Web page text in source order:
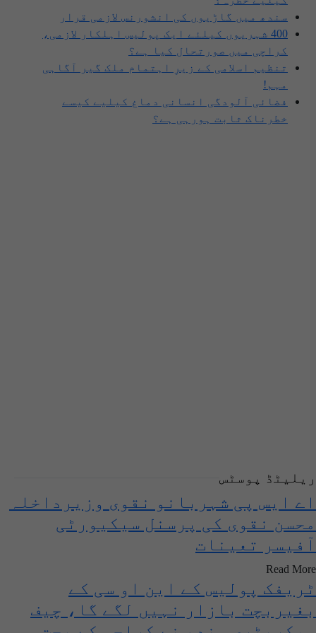
سندھ میں گاڑیوں کی انشورنس لازمی قرار
400 شہریوں کیلئے ایک پولیس اہلکار لازمی،
کراچی میں صورتحال کیا ہے؟
تنظیم اسلامی کے زیرِ اہتمام ملک گیر آگاہی
مہم!
فضائی آلودگی انسانی دماغ کیلیے کیسے
خطرناک ثابت ہورہی ہے؟
ریلیٹڈ پوسٹس
اے ایس پی شہربانو نقوی وزیرداخلہ
محسن نقوی کی پرسنل سیکیورٹی
آفیسر تعینات
Read More
ٹریفک پولیس کے این او سی کے
بغیربچت بازار نہیں لگے گا، چیف